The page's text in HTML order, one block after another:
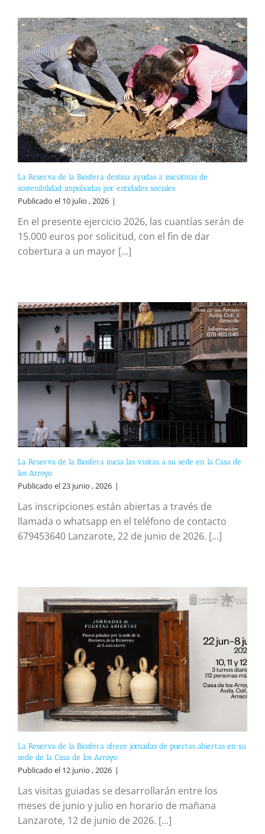
La Reserva de la Biosfera destina ayudas a iniciativas de
sostenibilidad impulsadas por entidades sociales
Publicado el 10 julio , 2026 |
En el presente ejercicio 2026, las cuantías serán de
15.000 euros por solicitud, con el fin de dar
cobertura a un mayor [...]
La Reserva de la Biosfera inicia las visitas a su sede en la Casa de
los Arroyo
Publicado el 23 junio , 2026 |
Las inscripciones están abiertas a través de
llamada o whatsapp en el teléfono de contacto
679453640 Lanzarote, 22 de junio de 2026. [...]
La Reserva de la Biosfera ofrece jornadas de puertas abiertas en su
sede de la Casa de los Arroyo
Publicado el 12 junio , 2026 |
Las visitas guiadas se desarrollarán entre los
meses de junio y julio en horario de mañana
Lanzarote, 12 de junio de 2026. [...]